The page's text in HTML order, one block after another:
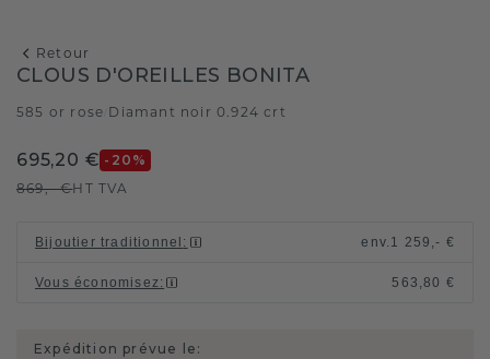
Retour
CLOUS D'OREILLES BONITA
585 or rose Diamant noir 0.924 crt
695,20 € -20 %
869,- €HT TVA
Bijoutier traditionnel : env. 1 259,- €
Vous économisez: 563,80 €
Expédition prévue le: